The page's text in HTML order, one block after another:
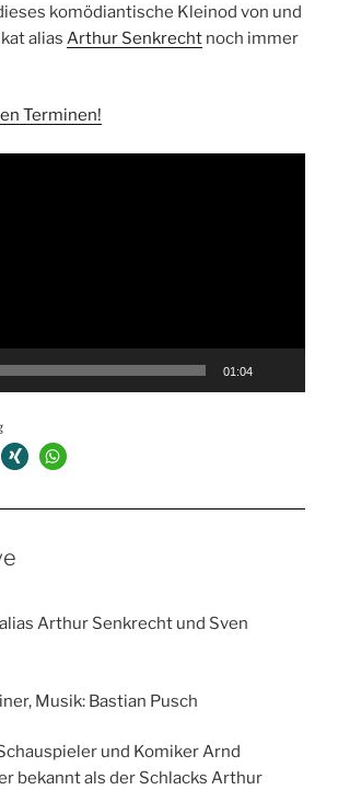
komödiantische Kleinod von und
alias Arthur Senkrecht noch immer
Terminen!
01:04
Arthur Senkrecht und Sven
Musik: Bastian Pusch
und Komiker Arnd
bekannt als der Schlacks Arthur